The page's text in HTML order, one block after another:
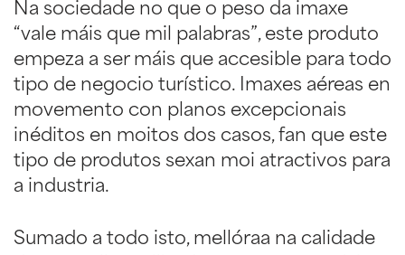
Na sociedade no que o peso da imaxe
“vale máis que mil palabras”, este produto
empeza a ser máis que accesible para todo
tipo de negocio turístico. Imaxes aéreas en
movemento con planos excepcionais
inéditos en moitos dos casos, fan que este
tipo de produtos sexan moi atractivos para
a industria.
Sumado a todo isto, mellóraa na calidade